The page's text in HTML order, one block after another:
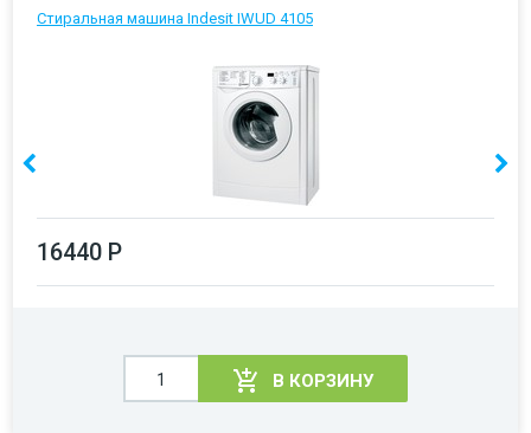
Стиральная машина Indesit IWUD 4105
16440 Р
В КОРЗИНУ